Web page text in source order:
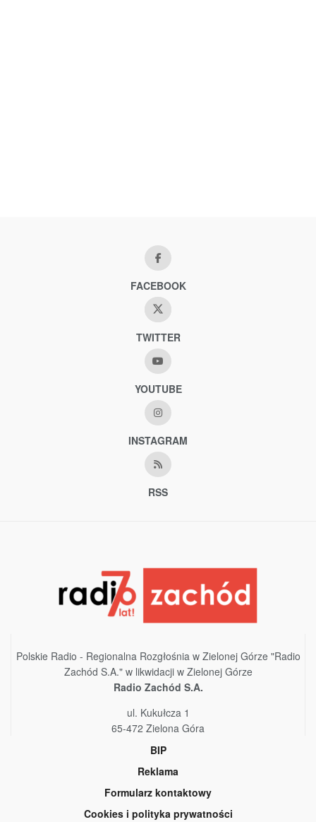
FACEBOOK
TWITTER
YOUTUBE
INSTAGRAM
RSS
Polskie Radio - Regionalna Rozgłośnia w Zielonej Górze "Radio
Zachód S.A." w likwidacji w Zielonej Górze
Radio Zachód S.A.
ul. Kukułcza 1
65-472 Zielona Góra
BIP
Reklama
Formularz kontaktowy
Cookies i polityka prywatności